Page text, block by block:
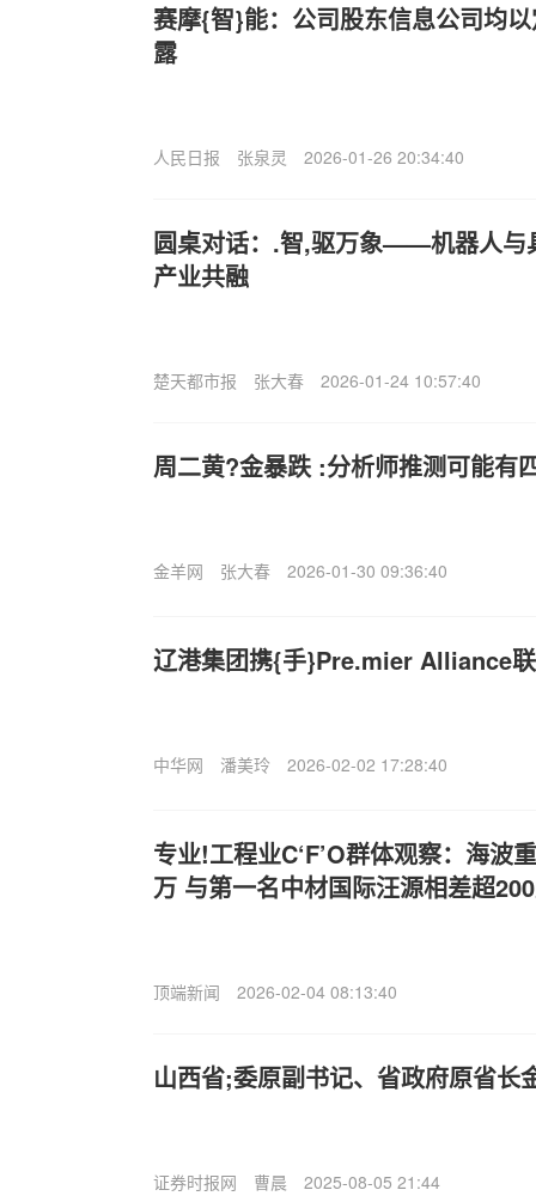
赛摩{智}能：公司股东信息公司均
露
人民日报 张泉灵 2026-01-26 20:34:40
圆桌对话：.智,驱万象——机器人与
产业共融
楚天都市报 张大春 2026-01-24 10:57:40
周二黄?金暴跌 :分析师推测可能有
金羊网 张大春 2026-01-30 09:36:40
辽港集团携{手}Pre.mier Alliance
中华网 潘美玲 2026-02-02 17:28:40
专业!工程业C‘F’O群体观察：海波
万 与第一名中材国际汪源相差超
顶端新闻 2026-02-04 08:13:40
山西省;委原副书记、省政府原省长
证券时报网 曹晨 2025-08-05 21:44